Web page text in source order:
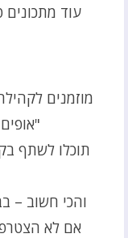
עוד
מוזמנים
תוכלו לשתף
והכי חשוב –
אם לא